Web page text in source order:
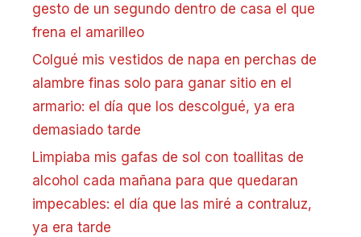
gesto de un segundo dentro de casa el que
frena el amarilleo
Colgué mis vestidos de napa en perchas de
alambre finas solo para ganar sitio en el
armario: el día que los descolgué, ya era
demasiado tarde
Limpiaba mis gafas de sol con toallitas de
alcohol cada mañana para que quedaran
impecables: el día que las miré a contraluz,
ya era tarde